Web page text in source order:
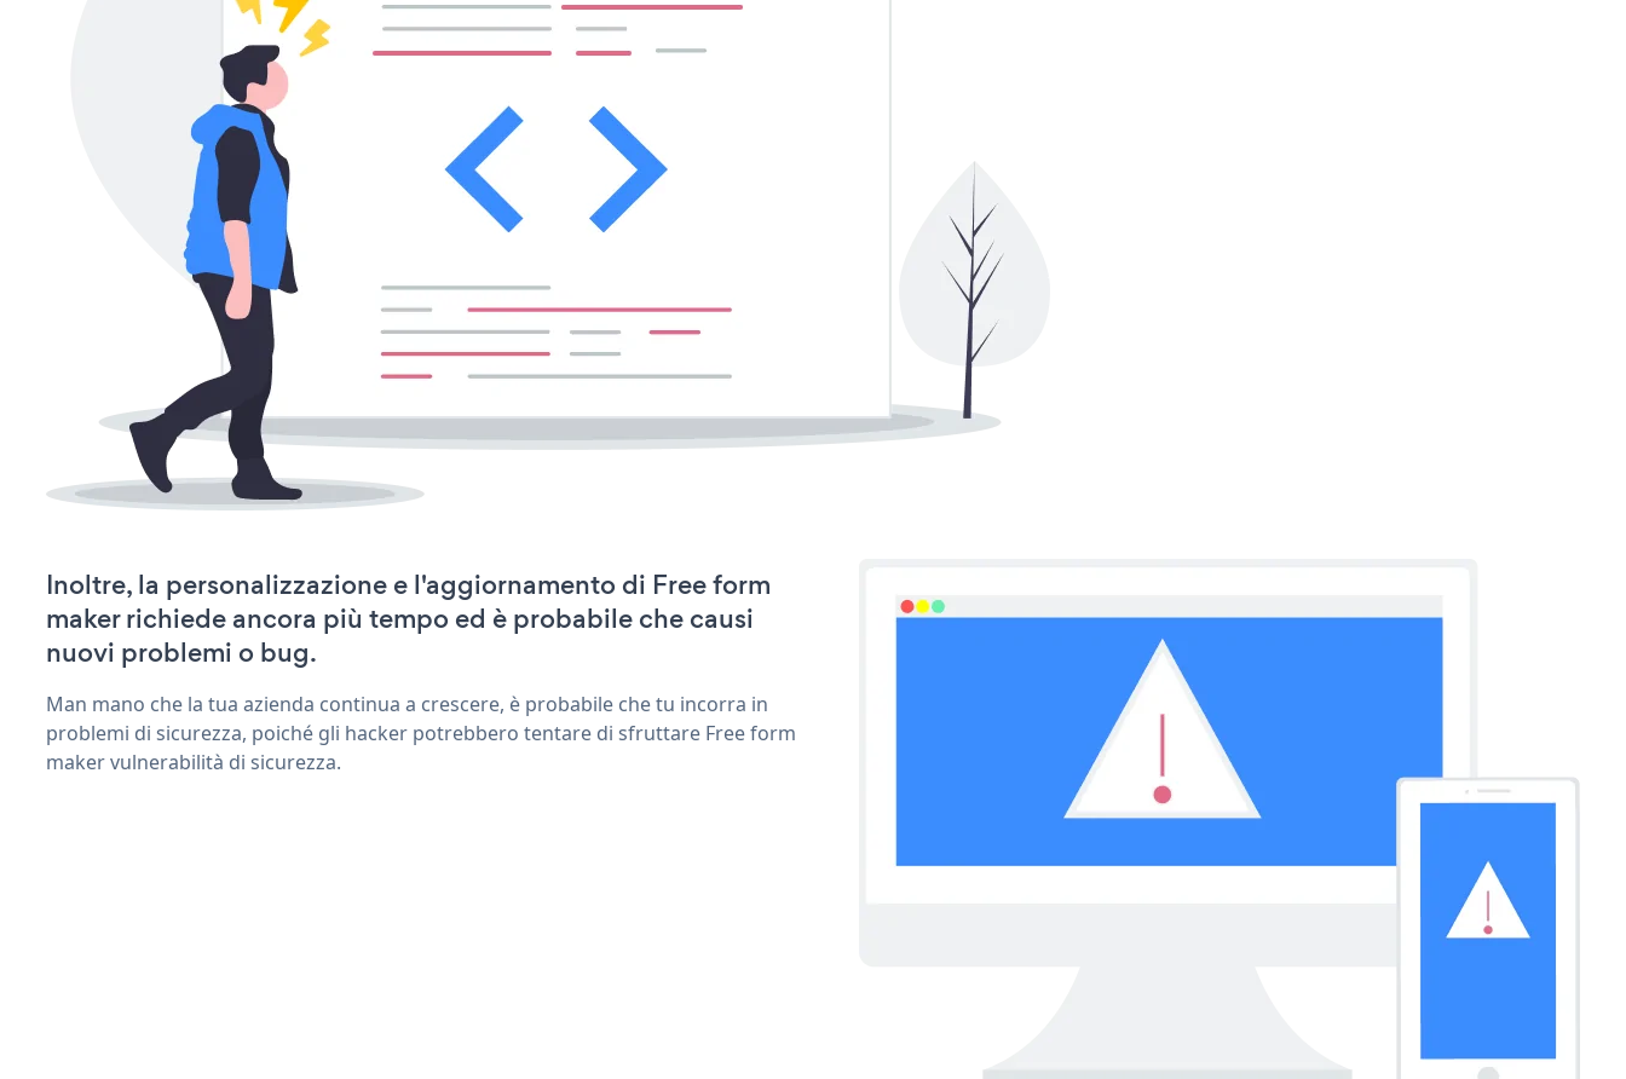
Inoltre, la personalizzazione e l'aggiornamento di Free form
maker richiede ancora più tempo ed è probabile che causi
nuovi problemi o bug.
Man mano che la tua azienda continua a crescere, è probabile che tu incorra in
problemi di sicurezza, poiché gli hacker potrebbero tentare di sfruttare Free form
maker vulnerabilità di sicurezza.